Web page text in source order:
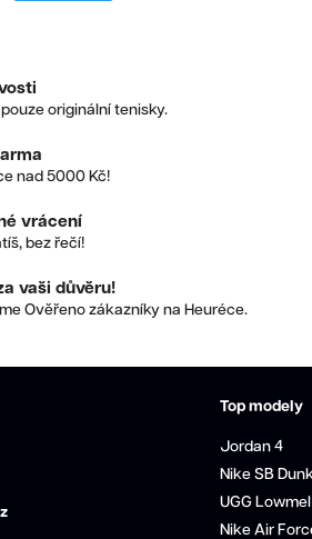
originální tenisky.
nad 5000 Kč!
vrácení
bez řečí!
vaši důvěru!
Ověřeno zákazníky na Heuréce.
Top modely
Jordan 4
Nike SB
UGG Lowmel
Nike Air